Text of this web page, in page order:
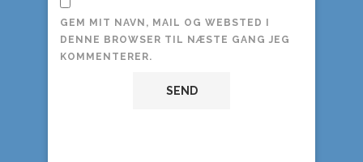
GEM MIT NAVN, MAIL OG WEBSTED I
DENNE BROWSER TIL NÆSTE GANG JEG
KOMMENTERER.